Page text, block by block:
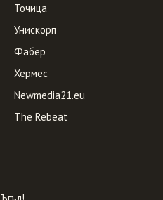
Точица
Унискорп
Фабер
Хермес
Newmedia21.eu
The Rebeat